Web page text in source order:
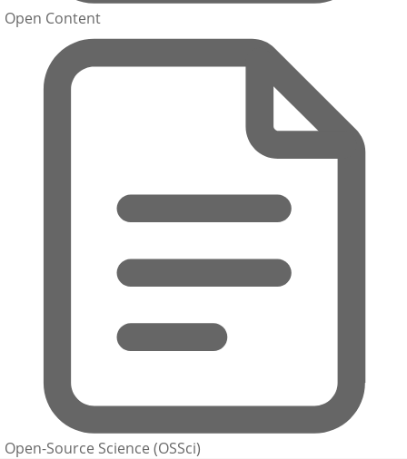
Open Content
Open-Source Science (OSSci)